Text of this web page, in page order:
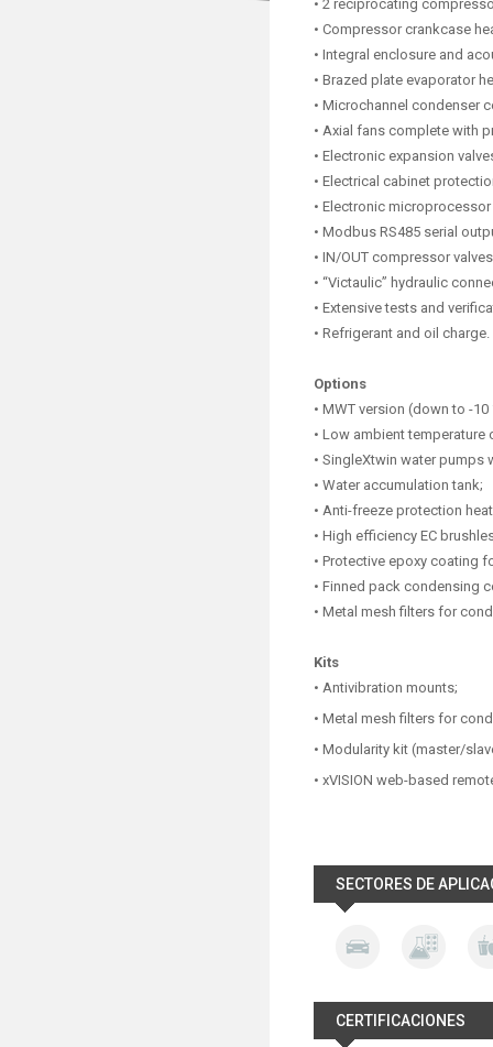
• 2 reciprocating
• Compressor crankcase
• Integral enclosure and
• Brazed plate evaporator
• Microchannel condenser
• Axial fans complete with
• Electronic expansion
• Electrical cabinet
• Electronic
• Modbus RS485 serial
• IN/OUT compressor
• “Victaulic” hydraulic
• Extensive tests and
• Refrigerant and oil charge.
Options
• MWT version (down to -
• Low ambient temperature
• SingleXtwin water pumps
• Water accumulation tank;
• Anti-freeze protection
• High efficiency EC
• Protective epoxy coating
• Finned pack condensing
• Metal mesh filters for
Kits
• Antivibration mounts;
• Metal mesh filters for
• Modularity kit (master/
• xVISION web-based
SECTORES DE
CERTIFICACIONES